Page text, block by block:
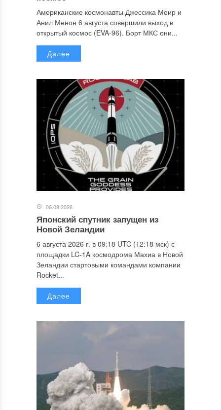
Американские космонавты Джессика Меир и
Анил Менон 6 августа совершили выход в
открытый космос (EVA-96). Борт МКС они...
Далее
06.08.2026
Японский спутник запущен из
Новой Зеландии
6 августа 2026 г. в 09:18 UTC (12:18 мск) с
площадки LC-1A космодрома Махиа в Новой
Зеландии стартовыми командами компании
Rocket...
Далее